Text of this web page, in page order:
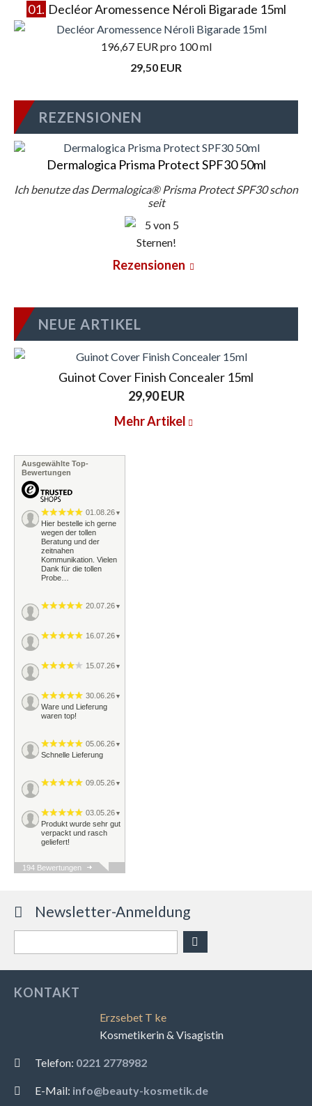
01. Decléor Aromessence Néroli Bigarade 15ml
196,67 EUR pro 100 ml
29,50 EUR
REZENSIONEN
Dermalogica Prisma Protect SPF30 50ml
Ich benutze das Dermalogica® Prisma Protect SPF30 schon
seit
Rezensionen
NEUE ARTIKEL
Guinot Cover Finish Concealer 15ml
29,90 EUR
Mehr Artikel
Ausgewählte Top-
Bewertungen
01.08.26 ▼
Hier bestelle ich gerne
wegen der tollen
Beratung und der
zeitnahen
Kommunikation. Vielen
Dank für die tollen
Probe…
20.07.26 ▼
16.07.26 ▼
15.07.26 ▼
30.06.26 ▼
Ware und Lieferung
waren top!
05.06.26 ▼
Schnelle Lieferung
09.05.26 ▼
03.05.26 ▼
Produkt wurde sehr gut
verpackt und rasch
geliefert!
29.04.26
194 Bewertungen
Newsletter-Anmeldung
KONTAKT
Erzsebet T ke
Kosmetikerin & Visagistin
Telefon: 0221 2778982
E-Mail: info@beauty-kosmetik.de